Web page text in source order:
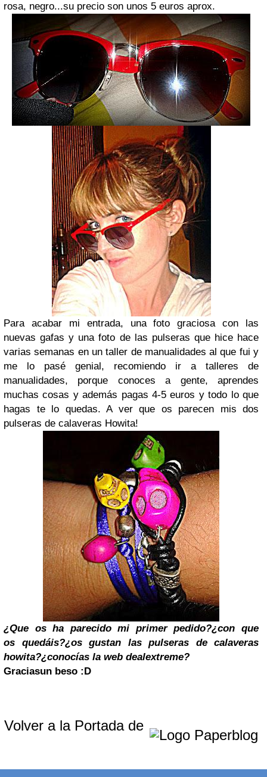
rosa, negro...su precio son unos 5 euros aprox.
Para acabar mi entrada, una foto graciosa con las
nuevas gafas y una foto de las pulseras que hice hace
varias semanas en un taller de manualidades al que fui y
me lo pasé genial, recomiendo ir a talleres de
manualidades, porque conoces a gente, aprendes
muchas cosas y además pagas 4-5 euros y todo lo que
hagas te lo quedas. A ver que os parecen mis dos
pulseras de calaveras Howita!
¿Que os ha parecido mi primer pedido?¿con que
os quedáis?¿os gustan las pulseras de calaveras
howita?¿conocías la web dealextreme?
Graciasun beso :D
Volver a la Portada de